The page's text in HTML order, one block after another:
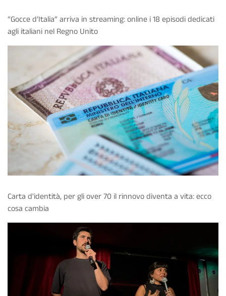
“Gocce d’Italia” arriva in streaming: online i 18 episodi dedicati
agli italiani nel Regno Unito
Carta d'identità, per gli over 70 il rinnovo diventa a vita: ecco
cosa cambia